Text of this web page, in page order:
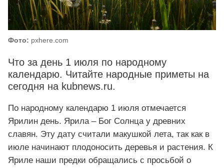
Фото: pxhere.com
Что за день 1 июля по народному
календарю. Читайте народные приметы на
сегодня на kubnews.ru.
По народному календарю 1 июля отмечается
Ярилин день. Ярила – Бог Солнца у древних
славян. Эту дату считали макушкой лета, так как в
июле начинают плодоносить деревья и растения. К
Яриле наши предки обращались с просьбой о